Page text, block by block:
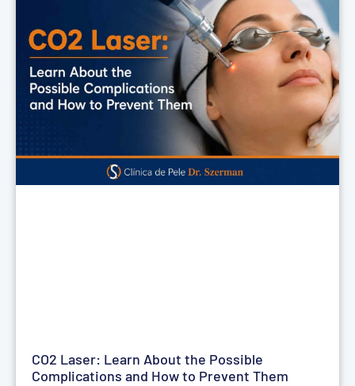
CO2 Laser: Learn About the Possible
Complications and How to Prevent Them